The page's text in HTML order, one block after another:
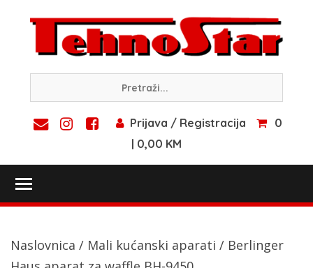
content
Prijava / Registracija
0
| 0,00 KM
Naslovnica / Mali kućanski aparati / Berlinger